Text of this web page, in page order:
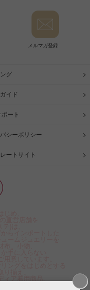
メルマガ登録
グ
イド
ート
シーポリシー
ートサイト